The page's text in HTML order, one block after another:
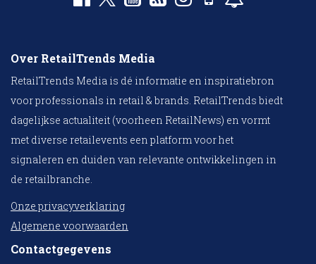
Over RetailTrends Media
RetailTrends Media is dé informatie en inspiratiebron
voor professionals in retail & brands. RetailTrends biedt
dagelijkse actualiteit (voorheen RetailNews) en vormt
met diverse retailevents een platform voor het
signaleren en duiden van relevante ontwikkelingen in
de retailbranche.
Onze privacyverklaring
Algemene voorwaarden
Contactgegevens